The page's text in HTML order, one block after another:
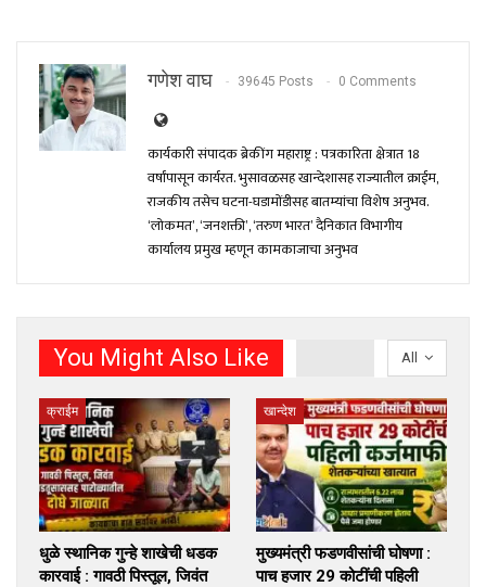
गणेश वाघ 39645 Posts 0 Comments
कार्यकारी संपादक ब्रेकींग महाराष्ट्र : पत्रकारिता क्षेत्रात 18
वर्षांपासून कार्यरत. भुसावळसह खान्देशासह राज्यातील क्राईम,
राजकीय तसेच घटना-घडामोंडीसह बातम्यांचा विशेष अनुभव.
‘लोकमत’, ‘जनशक्ती’, ‘तरुण भारत’ दैनिकात विभागीय
कार्यालय प्रमुख म्हणून कामकाजाचा अनुभव
All
You Might Also Like
क्राईम
धुळे स्थानिक गुन्हे शाखेची धडक
कारवाई : गावठी पिस्तूल, जिवंत
खान्देश
मुख्यमंत्री फडणवीसांची घोषणा :
पाच हजार 29 कोटींची पहिली